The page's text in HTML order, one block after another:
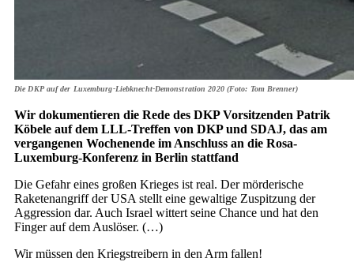
Die DKP auf der Luxemburg-Liebknecht-Demonstration 2020 (Foto: Tom Brenner)
Wir dokumentieren die Rede des DKP Vorsitzenden Patrik
Köbele auf dem LLL-Treffen von DKP und SDAJ, das am
vergangenen Wochenende im Anschluss an die Rosa-
Luxemburg-Konferenz in Berlin stattfand
Die Gefahr eines großen Krieges ist real. Der mörderische
Raketenangriff der USA stellt eine gewaltige Zuspitzung der
Aggression dar. Auch Israel wittert seine Chance und hat den
Finger auf dem Auslöser. (…)
Wir müssen den Kriegstreibern in den Arm fallen!